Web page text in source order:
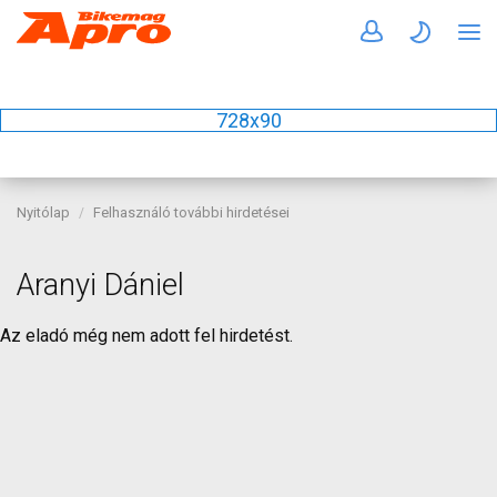
728x90
Nyitólap Felhasználó további hirdetései
Aranyi Dániel
Az eladó még nem adott fel hirdetést.